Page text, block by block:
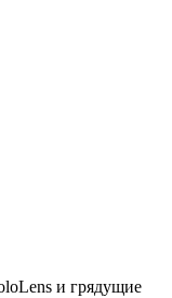
и грядущие